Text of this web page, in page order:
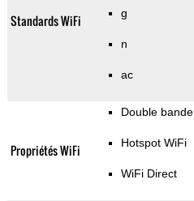
Standards WiFi g
n
ac
Propriétés WiFi
Double bande
Hotspot WiFi
WiFi Direct